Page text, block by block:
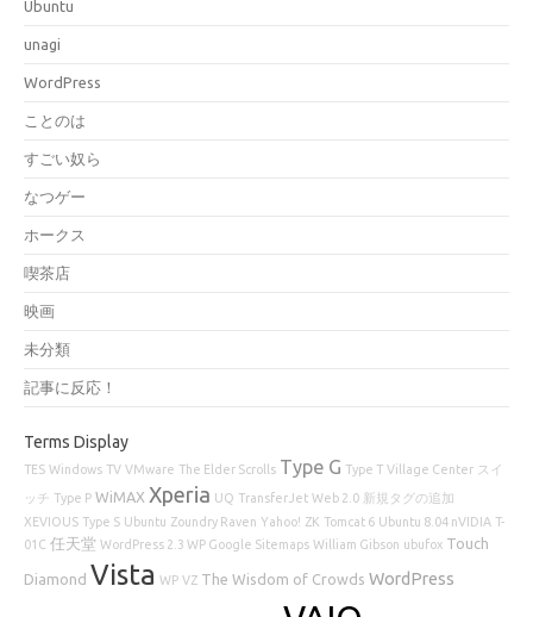
Ubuntu
unagi
WordPress
ことのは
すごい奴ら
なつゲー
ホークス
喫茶店
映画
未分類
記事に反応！
Terms Display
TES Windows TV VMware The Elder Scrolls Type G Type T Village Center スイ
ッチ Type P WiMAX Xperia UQ TransferJet Web 2.0 新規タグの追加
XEVIOUS Type S Ubuntu Zoundry Raven Yahoo! ZK Tomcat 6 Ubuntu 8.04 nVIDIA T-
01C 任天堂 WordPress 2.3 WP Google Sitemaps William Gibson ubufox Touch
Diamond Vista WP VZ The Wisdom of Crowds WordPress